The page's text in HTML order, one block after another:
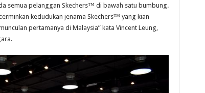
semua pelanggan Skechers™ di bawah satu bumbung.
kedudukan jenama Skechers™ yang kian
pertamanya di Malaysia” kata Vincent Leung,